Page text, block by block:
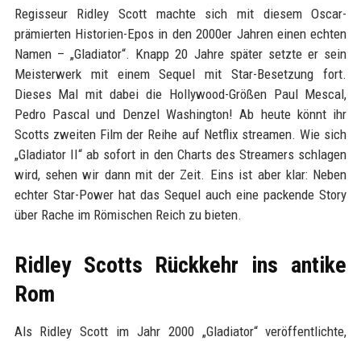
Regisseur Ridley Scott machte sich mit diesem Oscar-
prämierten Historien-Epos in den 2000er Jahren einen echten
Namen – „Gladiator“. Knapp 20 Jahre später setzte er sein
Meisterwerk mit einem Sequel mit Star-Besetzung fort.
Dieses Mal mit dabei die Hollywood-Größen Paul Mescal,
Pedro Pascal und Denzel Washington! Ab heute könnt ihr
Scotts zweiten Film der Reihe auf Netflix streamen. Wie sich
„Gladiator II“ ab sofort in den Charts des Streamers schlagen
wird, sehen wir dann mit der Zeit. Eins ist aber klar: Neben
echter Star-Power hat das Sequel auch eine packende Story
über Rache im Römischen Reich zu bieten.
Ridley Scotts Rückkehr ins antike
Rom
Als Ridley Scott im Jahr 2000 „Gladiator“ veröffentlichte,